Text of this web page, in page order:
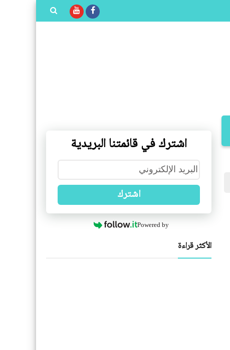
اشترك في قائمتنا البريدية
اشترك
Powered by
الأكثر قراءة